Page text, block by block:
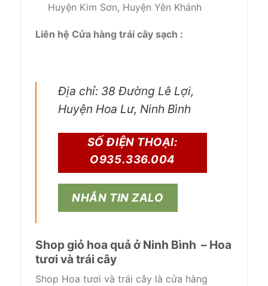
Huyện Kim Sơn, Huyện Yên Khánh
Liên hệ Cửa hàng trái cây sạch :
Địa chỉ: 38 Đường Lê Lợi,
Huyện Hoa Lư, Ninh Bình
SỐ ĐIỆN THOẠI:
O935.336.004
NHẮN TIN ZALO
Shop giỏ hoa quả ở Ninh Bình – Hoa
tươi và trái cây
Shop Hoa tươi và trái cây là cửa hàng